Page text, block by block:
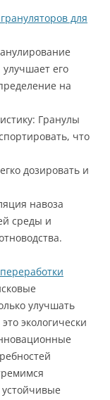
для
его
на
Гранулы
что
дозировать и
навоза
среды и
улучшать
экологически